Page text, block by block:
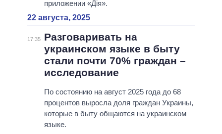
приложении «Дія».
22 августа, 2025
17:35
Разговаривать на
украинском языке в быту
стали почти 70% граждан –
исследование
По состоянию на август 2025 года до 68
процентов выросла доля граждан Украины,
которые в быту общаются на украинском
языке.